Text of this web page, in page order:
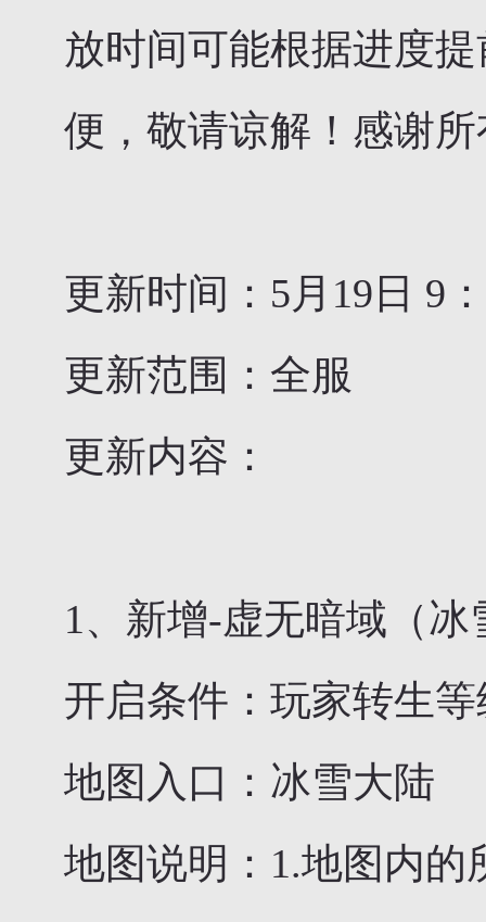
放时间可能根据进度
便，敬请谅解！感谢
更新时间：5月19日 9
更新范围：全服
更新内容：
1、新增-虚无暗域（
开启条件：玩家转生
地图入口：冰雪大陆
地图说明：1.地图内